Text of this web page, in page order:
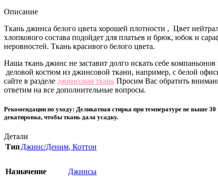
Описание
Ткань джинса белого цвета хорошей плотности , Цвет
хлопкового состава подойдет для платьев и брюк, юбок и
неровностей. Ткань красивого белого цвета.
Наша ткань джинс не заставит долго искать себе
деловой костюм из джинсовой ткани, например, с белой
сайте в разделе джинсовая ткань Просим Вас обратить
ответим на все дополнительные вопросы.
Рекомендации по уходу: Деликатная стирка при температуре не выше
декатировка, чтобы ткань дала усадку.
Детали
ТипДжинс/Деним, Коттон
Назначение Джинсы